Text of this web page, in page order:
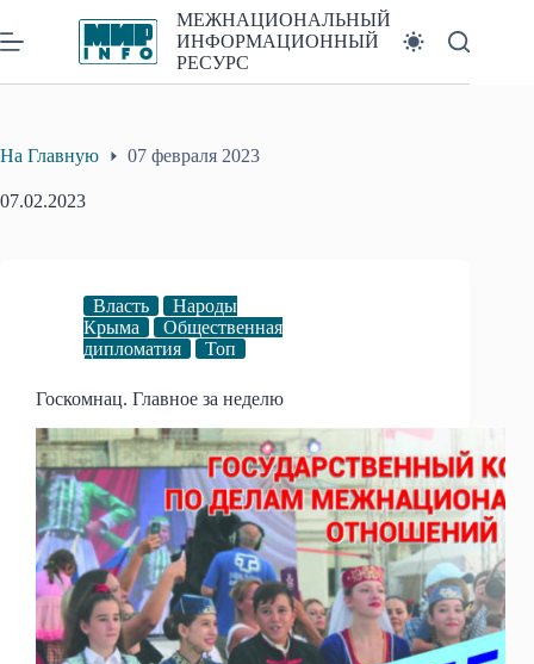
к
сути
МЕЖНАЦИОНАЛЬНЫЙ
ИНФОРМАЦИОННЫЙ
РЕСУРС
На Главную 07 февраля 2023
07.02.2023
Власть
Народы
Крыма
Общественная
дипломатия
Топ
Госкомнац. Главное за неделю